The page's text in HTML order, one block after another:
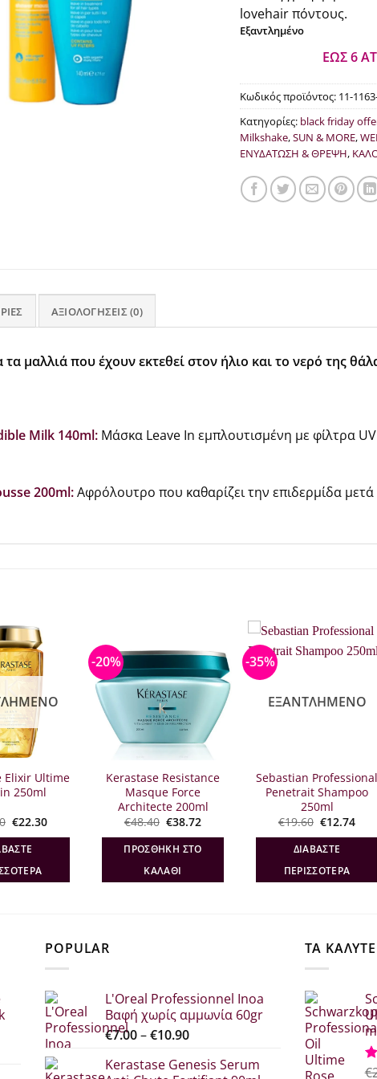
€41.00.
lovehair πόντους.
Εξαντλημένο
ΕΩΣ 6
Κωδικός προϊόντος: 11-
Κατηγορίες: black friday
Milkshake,SUN & MORE,
ΕΝΥΔΑΤΩΣΗ & ΘΡΕΨΗ,
ΑΞΙΟΛΟΓΉΣΕΙΣ (0)
μαλλιά που έχουν εκτεθεί στον ήλιο και το νερό της
Milk 140ml: Μάσκα Leave In εμπλουτισμένη με φίλτρα
200ml:Αφρόλουτρο που καθαρίζει την επιδερμίδα
Elixir Ultime
250ml
Original
was:
€27.90.
€22.30Η
-20%
Kerastase Resistance
Masque Force
Architecte 200ml
€48.40 Original
was:
€48.40.
€38.72Η
τιμή
είναι:
ΠΡΟΣΘΉΚΗ ΣΤΟ
ΚΑΛΆΘΙ
-35%
ΕΞΑΝΤΛΗΜΈΝΟ
Sebastian Professional
Penetrait Shampoo
250ml
€19.60 Original
was:
€19.60.
€12.74Η
ΔΙΑΒΆΣΤΕ
ΠΕΡΙΣΣΌΤΕΡΑ
POPULAR
L'Oreal Professionnel Inoa
Βαφή χωρίς αμμωνία 60gr
€7.00–€10.90Price
€7.00
Kerastase Genesis Serum
ΤΑ
€